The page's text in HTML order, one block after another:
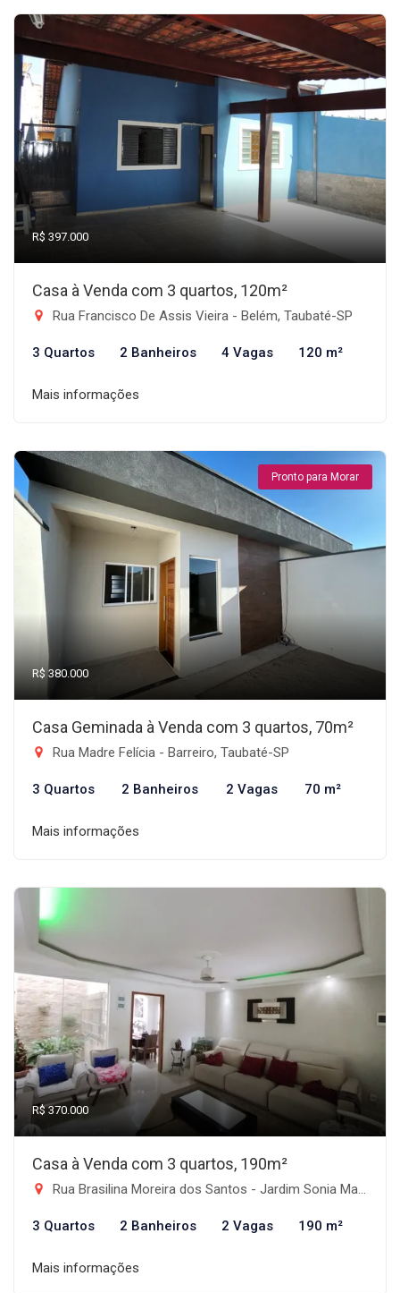
R$ 397.000
Casa à Venda com 3 quartos, 120m²
Rua Francisco De Assis Vieira - Belém, Taubaté-SP
3 Quartos 2 Banheiros 4 Vagas 120 m²
Mais informações
Pronto para Morar
R$ 380.000
Casa Geminada à Venda com 3 quartos, 70m²
Rua Madre Felícia - Barreiro, Taubaté-SP
3 Quartos 2 Banheiros 2 Vagas 70 m²
Mais informações
R$ 370.000
Casa à Venda com 3 quartos, 190m²
Rua Brasilina Moreira dos Santos - Jardim Sonia Maria, Taubaté-SP
3 Quartos 2 Banheiros 2 Vagas 190 m²
Mais informações